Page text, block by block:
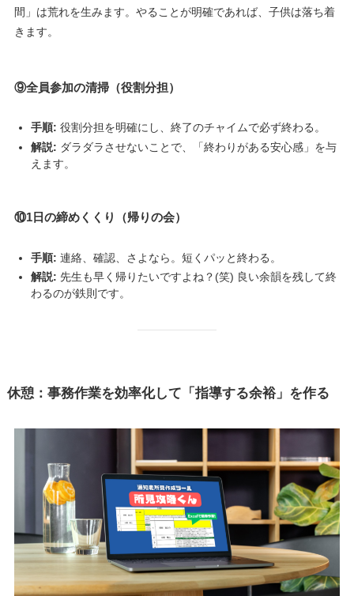
間」は荒れを生みます。やることが明確であれば、子供は落ち着
きます。
⑨全員参加の清掃（役割分担）
手順: 役割分担を明確にし、終了のチャイムで必ず終わる。
解説: ダラダラさせないことで、「終わりがある安心感」を与
えます。
⑩1日の締めくくり（帰りの会）
手順: 連絡、確認、さよなら。短くパッと終わる。
解説: 先生も早く帰りたいですよね？(笑) 良い余韻を残して終
わるのが鉄則です。
休憩：事務作業を効率化して「指導する余裕」を作る